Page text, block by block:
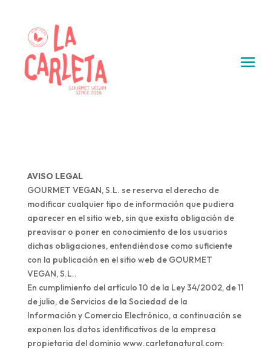
AVISO LEGAL
GOURMET VEGAN, S.L. se reserva el derecho de
modificar cualquier tipo de información que pudiera
aparecer en el sitio web, sin que exista obligación de
preavisar o poner en conocimiento de los usuarios
dichas obligaciones, entendiéndose como suficiente
con la publicación en el sitio web de GOURMET
VEGAN, S.L..
En cumplimiento del artículo 10 de la Ley 34/2002, de 11
de julio, de Servicios de la Sociedad de la
Información y Comercio Electrónico, a continuación se
exponen los datos identificativos de la empresa
propietaria del dominio www.carletanatural.com: